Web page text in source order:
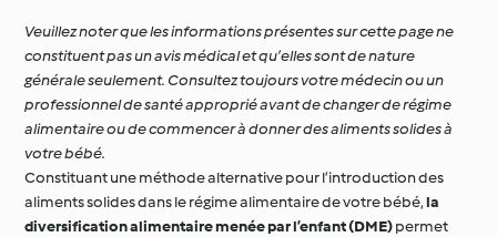
Veuillez noter que les informations présentes sur cette page ne
constituent pas un avis médical et qu’elles sont de nature
générale seulement. Consultez toujours votre médecin ou un
professionnel de santé approprié avant de changer de régime
alimentaire ou de commencer à donner des aliments solides à
votre bébé.
Constituant une méthode alternative pour l’introduction des
aliments solides dans le régime alimentaire de votre bébé,la
diversification alimentaire menée par l’enfant (DME)permet